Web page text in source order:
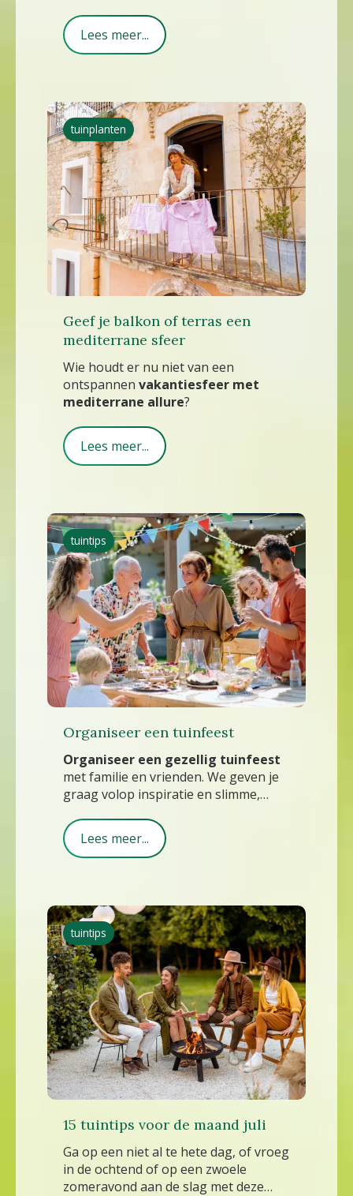
Lees meer...
Geef je balkon of terras een
mediterrane sfeer
Wie houdt er nu niet van een
ontspannen vakantiesfeer met
mediterrane allure?
Lees meer...
tuinplanten
Organiseer een tuinfeest
Organiseer een gezellig tuinfeest
met familie en vrienden. We geven je
graag volop inspiratie en slimme,
gastheer of -vrouw in volle teugen
van geniet.
Lees meer...
tuintips
15 tuintips voor de maand juli
Ga op een niet al te hete dag, of vroeg
in de ochtend of op een zwoele
zomeravond aan de slag met deze
tuintips